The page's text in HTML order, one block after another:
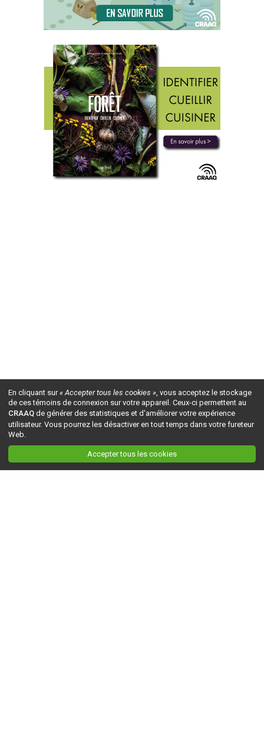
En cliquant sur« Accepter tous les cookies », vous acceptez le stockage
de ces témoins de connexion sur votre appareil. Ceux-ci permettent au
CRAAQ de générer des statistiques et d'améliorer votre expérience
utilisateur. Vous pourrez les désactiver en tout temps dans votre fureteur
Web.
Accepter tous les cookies